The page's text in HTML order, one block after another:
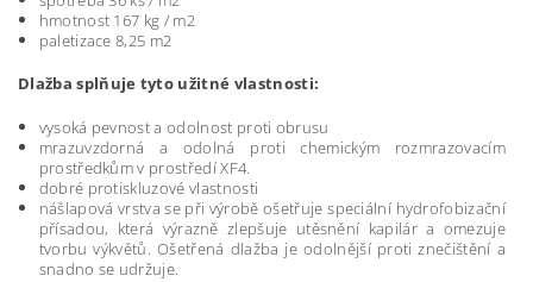
hmotnost 167 kg / m2
paletizace 8,25 m2
Dlažba splňuje tyto užitné vlastnosti:
vysoká pevnost a odolnost proti obrusu
mrazuvzdorná a odolná proti chemickým rozmrazovacím
prostředkům v prostředí XF4.
dobré protiskluzové vlastnosti
nášlapová vrstva se při výrobě ošetřuje speciální hydrofobizační
přísadou, která výrazně zlepšuje utěsnění kapilár a omezuje
tvorbu výkvětů. Ošetřená dlažba je odolnější proti znečištění a
snadno se udržuje.